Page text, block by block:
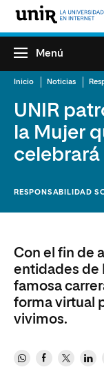
Menú
Inicio Noticias
UNIR
la Mujer
celebrará
RESPONSABILIDAD
Con el fin de
entidades de
famosa
forma virtual
vivimos.